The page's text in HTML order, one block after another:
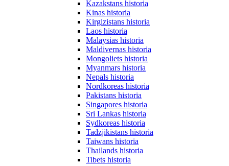
Kazakstans historia
Kinas historia
Kirgizistans historia
Laos historia
Malaysias historia
Maldivernas historia
Mongoliets historia
Myanmars historia
Nepals historia
Nordkoreas historia
Pakistans historia
Singapores historia
Sri Lankas historia
Sydkoreas historia
Tadzjikistans historia
Taiwans historia
Thailands historia
Tibets historia